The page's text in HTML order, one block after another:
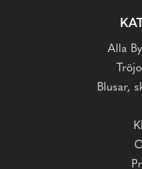
Alla
Blusar,